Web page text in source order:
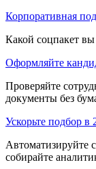
Корпоративная
Какой соцпакет
Оформляйте
Проверяйте
документы без
Ускорьте подбор в
Автоматизируйте
собирайте